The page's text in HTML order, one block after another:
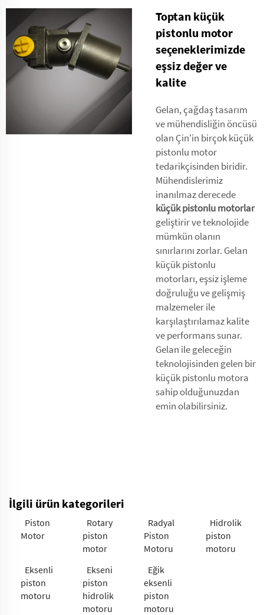
Toptan küçük
pistonlu motor
seçeneklerimizde
eşsiz değer ve
kalite
Gelan, çağdaş tasarım
ve mühendisliğin öncüsü
olan Çin'in birçok küçük
pistonlu motor
tedarikçisinden biridir.
Mühendislerimiz
inanılmaz derecede
küçük pistonlu motorlar
geliştirir ve teknolojide
mümkün olanın
sınırlarını zorlar. Gelan
küçük pistonlu
motorları, eşsiz işleme
doğruluğu ve gelişmiş
malzemeler ile
karşılaştırılamaz kalite
ve performans sunar.
Gelan ile geleceğin
teknolojisinden gelen bir
küçük pistonlu motora
sahip olduğunuzdan
emin olabilirsiniz.
İlgili ürün kategorileri
Piston
Motor
Rotary
piston
motor
Radyal
Piston
Motoru
Hidrolik
piston
motoru
Eksenli
piston
motoru
Ekseni
piston
hidrolik
motoru
Eğik
eksenli
piston
motoru